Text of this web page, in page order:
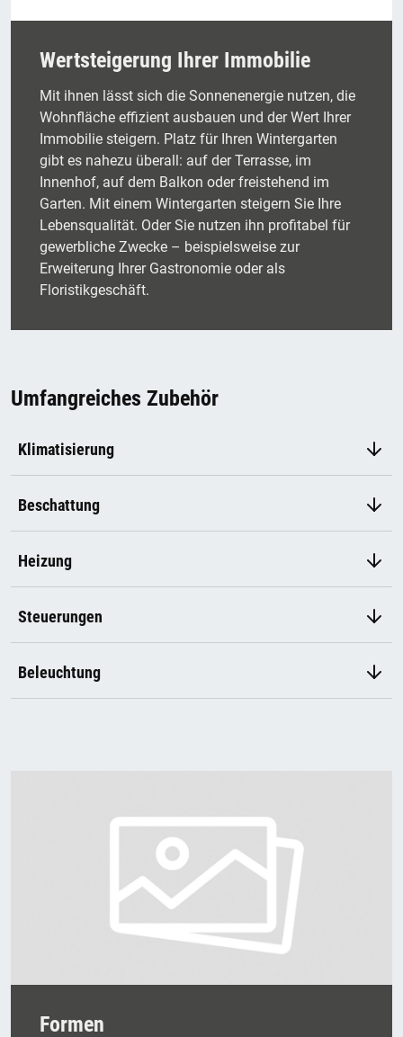
Wertsteigerung Ihrer Immobilie
Mit ihnen lässt sich die Sonnenenergie nutzen, die
Wohnfläche effizient ausbauen und der Wert Ihrer
Immobilie steigern. Platz für Ihren Wintergarten
gibt es nahezu überall: auf der Terrasse, im
Innenhof, auf dem Balkon oder freistehend im
Garten. Mit einem Wintergarten steigern Sie Ihre
Lebensqualität. Oder Sie nutzen ihn profitabel für
gewerbliche Zwecke – beispielsweise zur
Erweiterung Ihrer Gastronomie oder als
Floristikgeschäft.
Umfangreiches Zubehör
Klimatisierung
Beschattung
Heizung
Steuerungen
Beleuchtung
Formen